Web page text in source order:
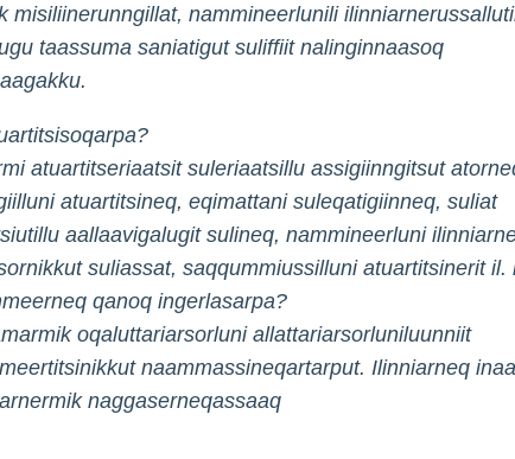
misiliinerunngillat, nammineerlunili
taassuma saniatigut suliffiit nalinginnaasoq
atuartitseriaatsit suleriaatsillu assigiinngitsut
atuartitsineq, eqimattani suleqatigiinneq, suliat
aallaavigalugit sulineq, nammineerluni
suliassat, saqqummiussilluni atuartitsinerit il.
qanoq ingerlasarpa?
oqaluttariarsorluni allattariarsorluniluunniit
naammassineqartarput. Ilinniarneq
naggaserneqassaaq